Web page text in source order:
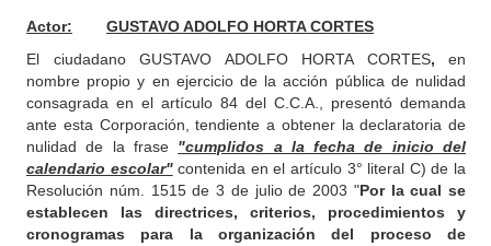
Actor:
GUSTAVO ADOLFO HORTA CORTES
El ciudadano GUSTAVO ADOLFO HORTA CORTES, en
nombre propio y en ejercicio de la acción pública de nulidad
consagrada en el artículo 84 del C.C.A., presentó demanda
ante esta Corporación, tendiente a obtener la declaratoria de
nulidad de la frase "cumplidos a la fecha de inicio del
calendario escolar"contenida en el artículo 3° literal C) de la
Resolución núm. 1515 de 3 de julio de 2003 "Por la cual se
establecen las directrices, criterios, procedimientos y
cronogramas para la organización del proceso de